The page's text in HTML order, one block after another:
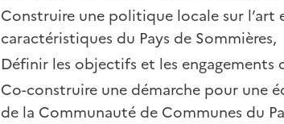
Construire une politique locale sur l’art
caractéristiques du Pays de Sommières,
Définir les objectifs et les engagements
Co-construire une démarche pour une
de la Communauté de Communes du